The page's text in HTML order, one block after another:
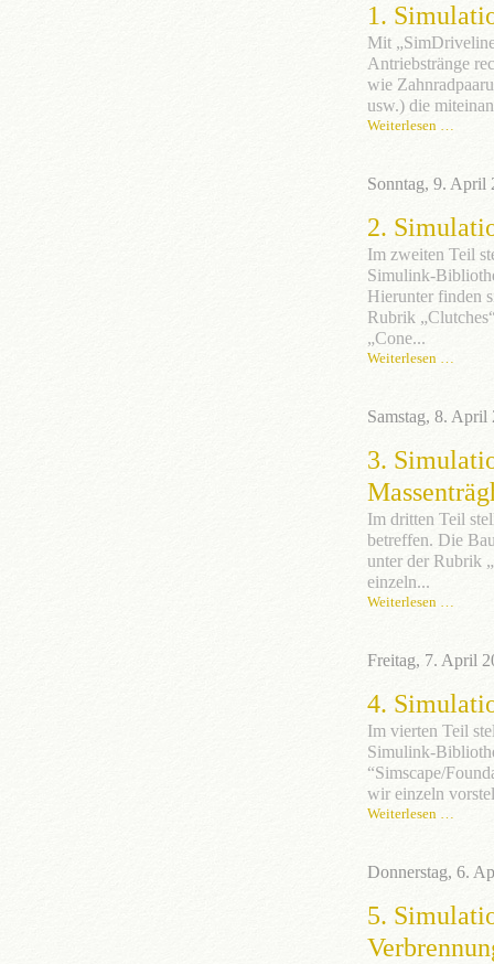
1.
Mit
Antriebstränge
wie
usw.) die
Weiterlesen …
Sonntag, 9. April
2.
Im zweiten Teil
Simulink-
Hierunter finden
Rubrik
„Cone...
Weiterlesen …
Samstag, 8. April
3.
Im dritten Teil
betreffen. Die
unter der Rubrik
einzeln...
Weiterlesen …
Freitag, 7. April
4.
Im vierten Teil
Simulink-
“Simscape/
wir einzeln
Weiterlesen …
Donnerstag, 6.
5.